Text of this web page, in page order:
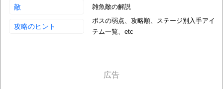
敵 雑魚敵の解説
攻略のヒント
ボスの弱点、攻略順、ステージ別入手アイ
テム一覧、etc